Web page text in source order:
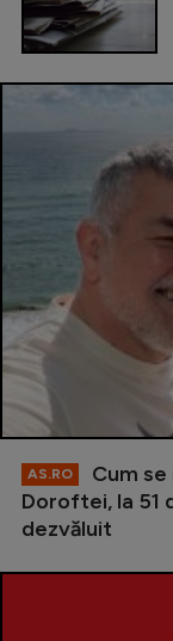
AS.RO
Cum
Doroftei, la 51
dezvăluit